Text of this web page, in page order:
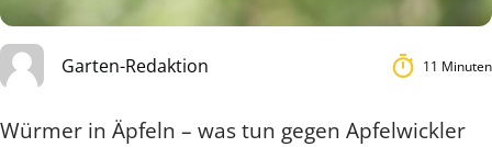
Garten-Redaktion 11 Minuten
Würmer in Äpfeln – was tun gegen Apfelwickler